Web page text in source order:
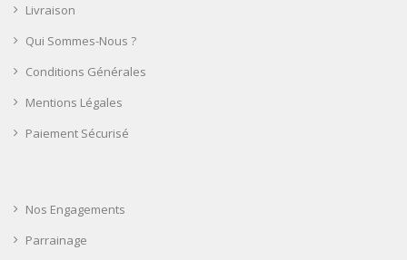
Livraison
Qui Sommes-Nous ?
Conditions Générales
Mentions Légales
Paiement Sécurisé
Nos Engagements
Parrainage